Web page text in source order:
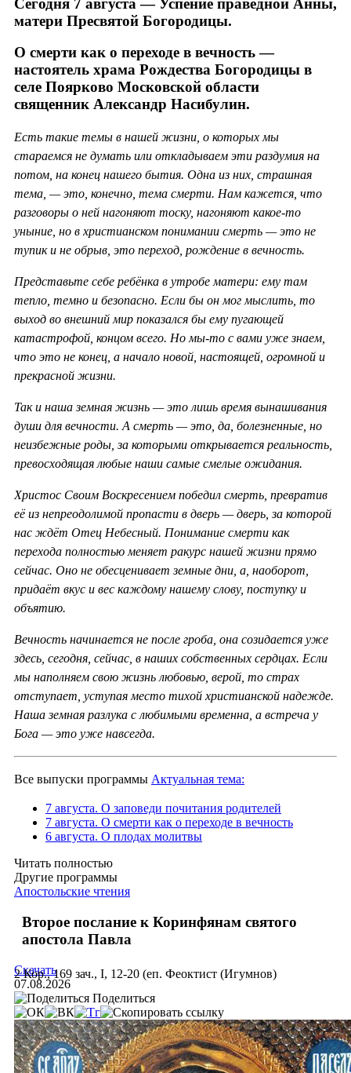
матери Пресвятой Богородицы.
О смерти как о переходе в вечность —
настоятель храма Рождества Богородицы в
селе Поярково Московской области
священник Александр Насибулин.
Есть такие темы в нашей жизни, о которых мы
стараемся не думать или откладываем эти раздумия на
потом, на конец нашего бытия. Одна из них, страшная
тема, — это, конечно, тема смерти. Нам кажется, что
разговоры о ней нагоняют тоску, нагоняют какое-то
уныние, но в христианском понимании смерть — это не
тупик и не обрыв, это переход, рождение в вечность.
Представьте себе ребёнка в утробе матери: ему там
тепло, темно и безопасно. Если бы он мог мыслить, то
выход во внешний мир показался бы ему пугающей
катастрофой, концом всего. Но мы-то с вами уже знаем,
что это не конец, а начало новой, настоящей, огромной и
прекрасной жизни.
Так и наша земная жизнь — это лишь время вынашивания
души для вечности. А смерть — это, да, болезненные, но
неизбежные роды, за которыми открывается реальность,
превосходящая любые наши самые смелые ожидания.
Христос Своим Воскресением победил смерть, превратив
её из непреодолимой пропасти в дверь — дверь, за которой
нас ждёт Отец Небесный. Понимание смерти как
перехода полностью меняет ракурс нашей жизни прямо
сейчас. Оно не обесценивает земные дни, а, наоборот,
придаёт вкус и вес каждому нашему слову, поступку и
объятию.
Вечность начинается не после гроба, она созидается уже
здесь, сегодня, сейчас, в наших собственных сердцах. Если
мы наполняем свою жизнь любовью, верой, то страх
отступает, уступая место тихой христианской надежде.
Наша земная разлука с любимыми временна, а встреча у
Бога — это уже навсегда.
Все выпуски программы Актуальная тема:
7 августа. О заповеди почитания родителей
7 августа. О смерти как о переходе в вечность
6 августа. О плодах молитвы
Читать полностью
Другие программы
Апостольские чтения
Второе послание к Коринфянам святого
апостола Павла
2 Кор., 169 зач., I, 12-20 (еп. Феоктист (Игумнов)
Скачать
07.08.2026
Поделиться